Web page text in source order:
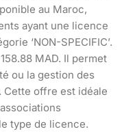
au Maroc,
ayant une licence
‘NON-SPECIFIC’.
MAD. Il permet
ou la gestion des
Cette offre est idéale
type de licence.